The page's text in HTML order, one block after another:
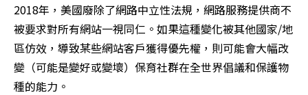
2018年，美國廢除了網路中立性法規，網路服務提供商不
被要求對所有網站一視同仁。如果這種變化被其他國家/地
區仿效，導致某些網站客戶獲得優先權，則可能會大幅改
變（可能是變好或變壞）保育社群在全世界倡議和保護物
種的能力。